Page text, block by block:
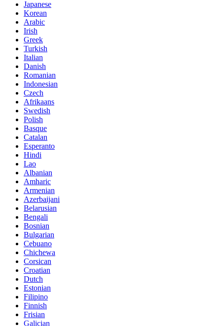
Japanese
Korean
Arabic
Irish
Greek
Turkish
Italian
Danish
Romanian
Indonesian
Czech
Afrikaans
Swedish
Polish
Basque
Catalan
Esperanto
Hindi
Lao
Albanian
Amharic
Armenian
Azerbaijani
Belarusian
Bengali
Bosnian
Bulgarian
Cebuano
Chichewa
Corsican
Croatian
Dutch
Estonian
Filipino
Finnish
Frisian
Galician